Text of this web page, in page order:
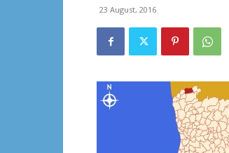
23 August, 2016